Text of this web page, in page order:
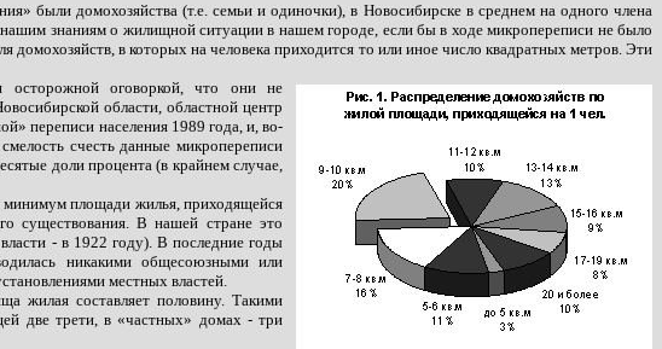
были домохозяйства (т.е. семьи и одиночки), в Новосибирске в среднем на одного члена
знаниям о жилищной ситуации в нашем городе, если бы в ходе микропереписи не было
в которых на человека приходится то или иное число квадратных метров. Эти
осторожной оговоркой, что они не
области, областной центр
переписи населения 1989 года, и, во-
счесть данные микропереписи
доли процента (в крайнем случае,
минимум площади жилья, приходящейся
существования. В нашей стране это
-в 1922 году). В последние годы
никакими общесоюзными или
местных властей.
жилая составляет половину. Такими
две трети, в «частных» домах -три